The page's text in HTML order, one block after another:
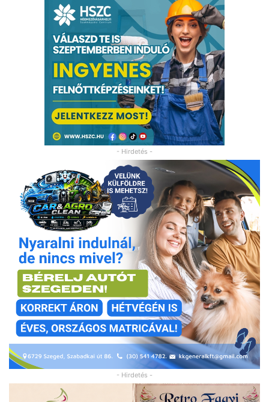
- Hirdetés -
- Hirdetés -